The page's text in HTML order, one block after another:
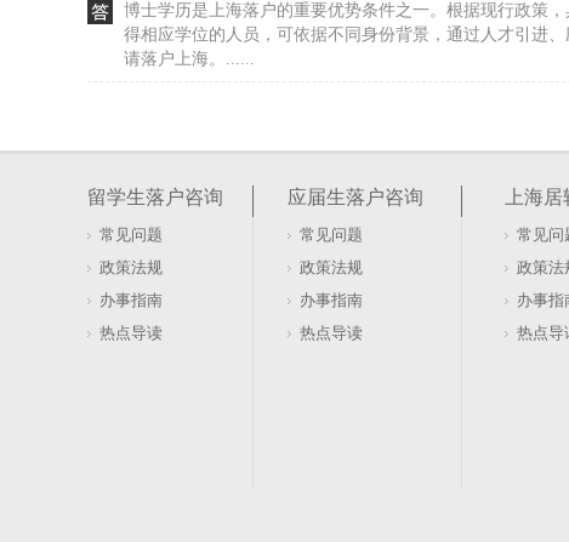
博士学历是上海落户的重要优势条件之一。根据现行政策
得相应学位的人员，可依据不同身份背景，通过人才引进
请落户上海。......
教育资源分配不均是中国长期存在的现实问题。以上海交
园、小学和初......
案例分析｜上海居转户,社保不能忽视（上海居转户
申请居转户落户上海，社保缴纳基数是一个关键环节。不
居住证》满7......
留学生落户咨询
常见问题
政策法规
办事指南
热点导读
应届生落户咨询
常见问题
政策法规
办事指南
热点导读
上海
常见问
政策法
办事指
热点导